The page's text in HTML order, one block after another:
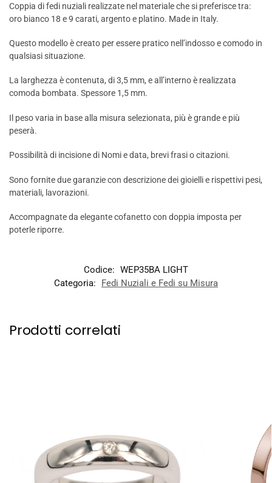
Coppia di fedi nuziali realizzate nel materiale che si preferisce tra:
oro bianco 18 e 9 carati, argento e platino. Made in Italy.
Questo modello è creato per essere pratico nell’indosso e comodo in
qualsiasi situazione.
La larghezza è contenuta, di 3,5 mm, e all’interno è realizzata
comoda bombata. Spessore 1,5 mm.
Il peso varia in base alla misura selezionata, più è grande e più
peserà.
Possibilità di incisione di Nomi e data, brevi frasi o citazioni.
Sono fornite due garanzie con descrizione dei gioielli e rispettivi pesi,
materiali, lavorazioni.
Accompagnate da elegante cofanetto con doppia imposta per
poterle riporre.
Codice: WEP35BA LIGHT
Categoria:
Fedi Nuziali e Fedi su Misura
Prodotti correlati